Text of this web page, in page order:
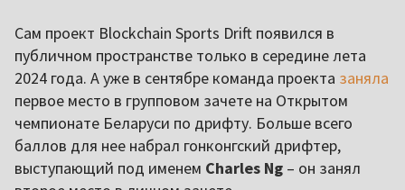
Сам проект Blockchain Sports Drift появился в
публичном пространстве только в середине лета
2024 года. А уже в сентябре команда проекта заняла
первое место в групповом зачете на Открытом
чемпионате Беларуси по дрифту. Больше всего
баллов для нее набрал гонконгский дрифтер,
выступающий под именем Charles Ng – он занял